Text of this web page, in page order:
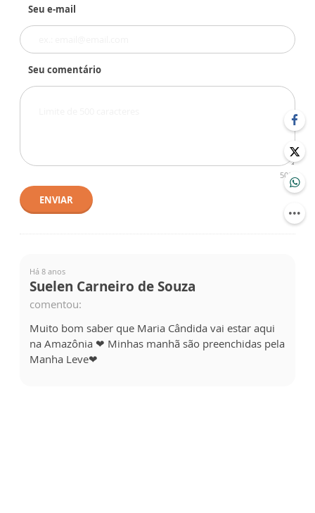
Seu e-mail
Seu comentário
500
ENVIAR
Há 8 anos
Suelen Carneiro de Souza
comentou:
Muito bom saber que Maria Cândida vai estar aqui
na Amazônia ❤ Minhas manhã são preenchidas pela
Manha Leve❤